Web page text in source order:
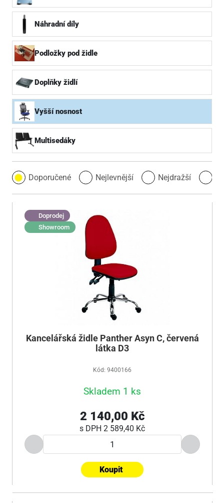
Náhradní díly
Podložky pod židle
Doplňky židlí
Vyšší nosnost
Multisedáky
Doporučené Nejlevnější Nejdražší
Doprodej
Showroom
Kancelářská židle Panther Asyn C, červená
látka D3
Kód: 9400166
Skladem 1 ks
2 140,00 Kč
s DPH 2 589,40 Kč
Koupit